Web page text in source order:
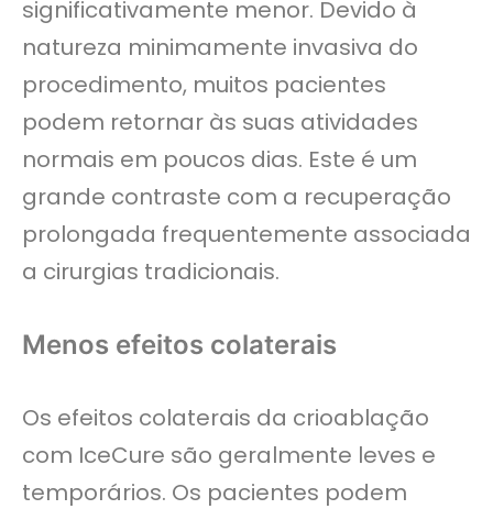
significativamente menor. Devido à
natureza minimamente invasiva do
procedimento, muitos pacientes
podem retornar às suas atividades
normais em poucos dias. Este é um
grande contraste com a recuperação
prolongada frequentemente associada
a cirurgias tradicionais.
Menos efeitos colaterais
Os efeitos colaterais da crioablação
com IceCure são geralmente leves e
temporários. Os pacientes podem